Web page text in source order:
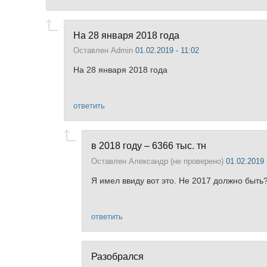
На 28 января 2018 года
Оставлен Admin 01.02.2019 - 11:02
На 28 января 2018 года
ответить
в 2018 году – 6366 тыс. тн
Оставлен Александр (не проверено) 01.02.2019
Я имел ввиду вот это. Не 2017 должно
ответить
Разобрался